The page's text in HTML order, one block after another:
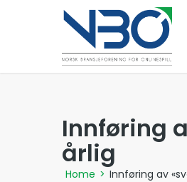
Innføring
årlig
Home > Innføring av